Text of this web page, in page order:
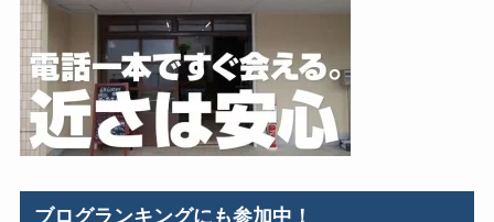
ブログランキングにも参加中！